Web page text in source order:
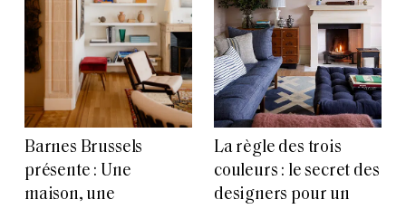
Barnes Brussels
présente : Une
maison, une
La règle des trois
couleurs : le secret des
designers pour un